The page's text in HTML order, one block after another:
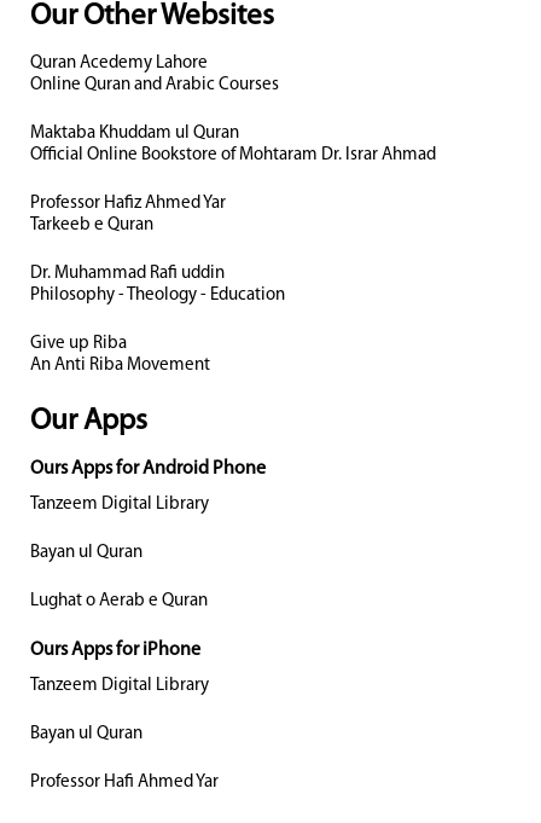
Our Other Websites
Quran Acedemy Lahore
Online Quran and Arabic Courses
Maktaba Khuddam ul Quran
Official Online Bookstore of Mohtaram Dr. Israr Ahmad
Professor Hafiz Ahmed Yar
Tarkeeb e Quran
Dr. Muhammad Rafi uddin
Philosophy - Theology - Education
Give up Riba
An Anti Riba Movement
Our Apps
Ours Apps for Android Phone
Tanzeem Digital Library
Bayan ul Quran
Lughat o Aerab e Quran
Ours Apps for iPhone
Tanzeem Digital Library
Bayan ul Quran
Professor Hafi Ahmed Yar